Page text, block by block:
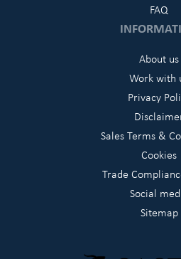
FAQ
About us
Work with
Privacy
Sales Terms &
Cookies
Trade
Social
Sitemap